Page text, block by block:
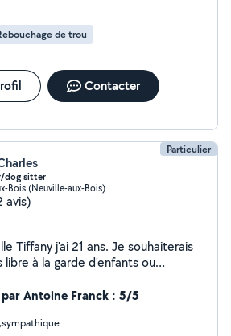
de trou
Contacter
Particulier
dog sitter
Bois (Neuville-aux-Bois)
avis)
Tiffany j'ai 21 ans. Je souhaiterais
à la garde d'enfants ou
j'ai déjà été baby sitter pour 3
, j'ai également participé
d'enfant lors d'un
Antoine Franck : 5/5